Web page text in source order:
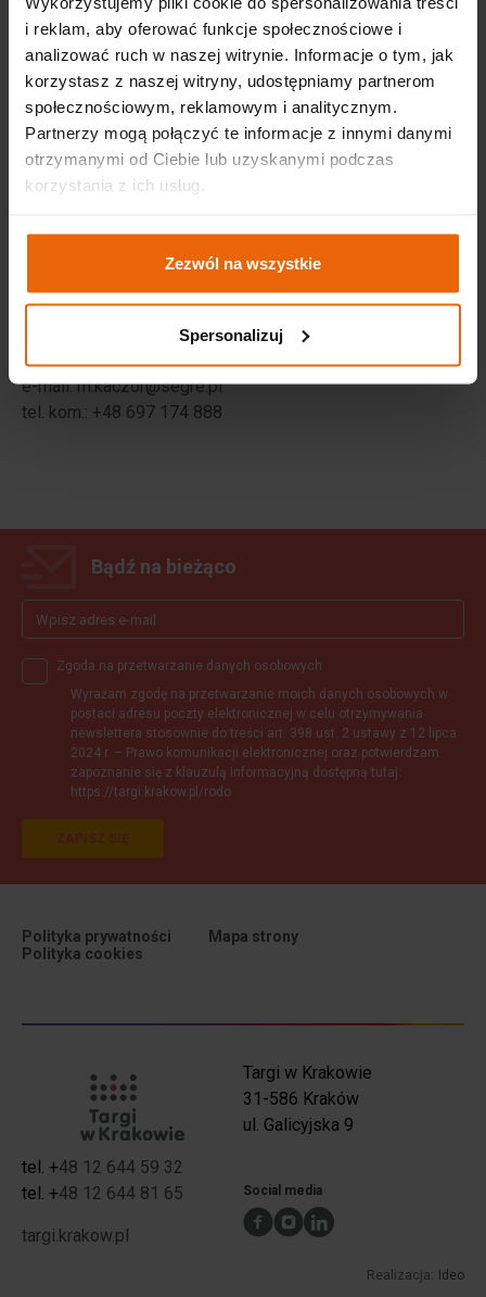
i reklam, aby oferować funkcje społecznościowe i
analizować ruch w naszej witrynie. Informacje o tym, jak
korzystasz z naszej witryny, udostępniamy partnerom
społecznościowym, reklamowym i analitycznym.
Partnerzy mogą połączyć te informacje z innymi danymi
otrzymanymi od Ciebie lub uzyskanymi podczas
korzystania z ich usług.
Zezwól na wszystkie
Spersonalizuj
dokumenty powinny być załączone do przesyłki.
Przesłanie alkoholu w systemie e-SAD i właściwe
zakończenie go po stronie polskiej daje możliwość
wystąpienia o zwrot podatku akcyzowego w kraju wysyłki.
OSOBA DO KONTAKTU:
e-mail:owca@segre.pl
Magdalena Kaczor
e-mail:m.kaczor@segre.pl
tel. kom.: +48 697 174 888
Bądź na bieżąco
Zgoda na przetwarzanie danych osobowych
Wyrażam zgodę na przetwarzanie moich danych osobowych w
postaci adresu poczty elektronicznej w celu otrzymywania
newslettera stosownie do treści art. 398 ust. 2 ustawy z 12 lipca
2024 r. – Prawo komunikacji elektronicznej oraz potwierdzam
zapoznanie się z klauzulą informacyjną dostępną tutaj:
https://targi.krakow.pl/rodo
menu polityka
Polityka prywatności
Mapa strony
Polityka cookies
Kontakt TwK
Targi w Krakowie
31-586 Kraków
ul. Galicyjska 9
Kontakt TwK telefony
tel. +48 12 644 59 32
tel. +48 12 644 81 65
targi.krakow.pl
Social media
Realizacja: Ideo